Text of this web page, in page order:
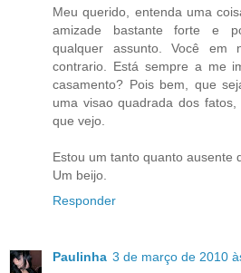
Meu querido, entenda uma
amizade bastante forte e
qualquer assunto. Você em
contrario. Está sempre a me
casamento? Pois bem, que
uma visao quadrada dos
que vejo.
Estou um tanto quanto ausente
Um beijo.
Responder
Paulinha 3 de março de 2010